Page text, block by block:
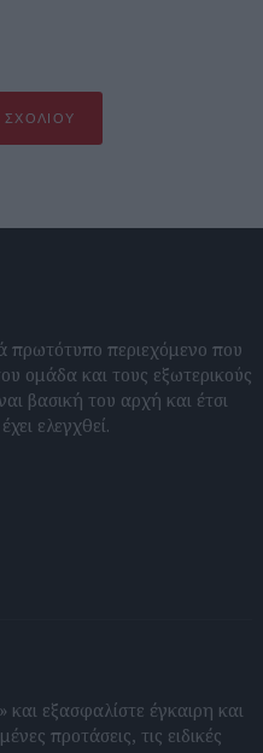
πρωτότυπο περιεχόμενο που
ομάδα και τους εξωτερικούς
βασική του αρχή και έτσι
ελεγχθεί.
feeds
εξασφαλίστε έγκαιρη και
προτάσεις, τις ειδικές